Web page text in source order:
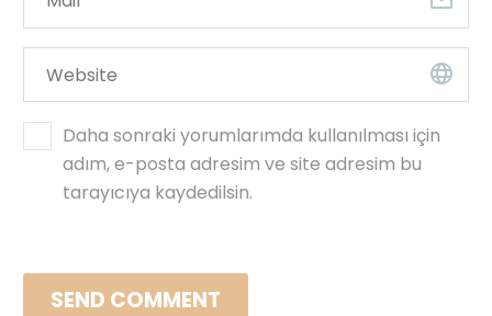
Daha sonraki yorumlarımda kullanılması için
adım, e-posta adresim ve site adresim bu
tarayıcıya kaydedilsin.
SEND COMMENT